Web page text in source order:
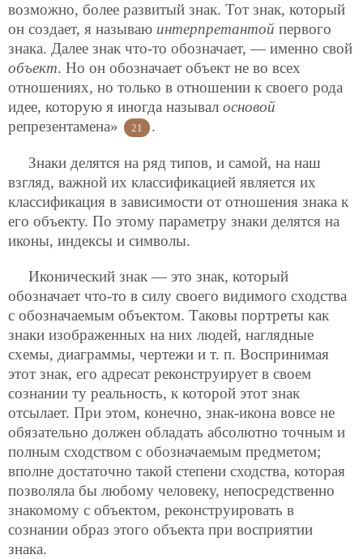
возможно, более развитый знак. Тот знак, который
он создает, я называю интерпретантой первого
знака. Далее знак что-то обозначает, — именно свой
объект. Но он обозначает объект не во всех
отношениях, но только в отношении к своего рода
идее, которую я иногда называл основой
репрезентамена»
21 .
Знаки делятся на ряд типов, и самой, на наш
взгляд, важной их классификацией является их
классификация в зависимости от отношения знака к
его объекту. По этому параметру знаки делятся на
иконы, индексы и символы.
Иконический знак — это знак, который
обозначает что-то в силу своего видимого сходства
с обозначаемым объектом. Таковы портреты как
знаки изображенных на них людей, наглядные
схемы, диаграммы, чертежи и т. п. Воспринимая
этот знак, его адресат реконструирует в своем
сознании ту реальность, к которой этот знак
отсылает. При этом, конечно, знак-икона вовсе не
обязательно должен обладать абсолютно точным и
полным сходством с обозначаемым предметом;
вполне достаточно такой степени сходства, которая
позволяла бы любому человеку, непосредственно
знакомому с объектом, реконструировать в
сознании образ этого объекта при восприятии
знака.